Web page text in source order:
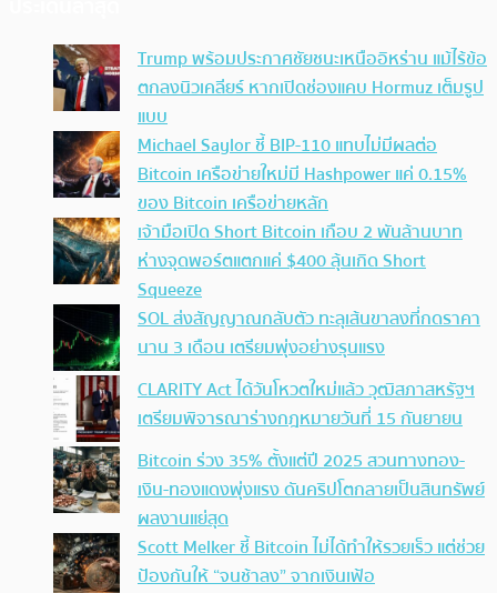
Trump พร้อมประกาศชัยชนะเหนืออิหร่าน แม้ไร้ข้อ
ตกลงนิวเคลียร์ หากเปิดช่องแคบ Hormuz เต็มรูป
แบบ
Michael Saylor ชี้ BIP-110 แทบไม่มีผลต่อ
Bitcoin เครือข่ายใหม่มี Hashpower แค่ 0.15%
ของ Bitcoin เครือข่ายหลัก
เจ้ามือเปิด Short Bitcoin เกือบ 2 พันล้านบาท
ห่างจุดพอร์ตแตกแค่ $400 ลุ้นเกิด Short
Squeeze
SOL ส่งสัญญาณกลับตัว ทะลุเส้นขาลงที่กดราคา
นาน 3 เดือน เตรียมพุ่งอย่างรุนแรง
CLARITY Act ได้วันโหวตใหม่แล้ว วุฒิสภาสหรัฐฯ
เตรียมพิจารณาร่างกฎหมายวันที่ 15 กันยายน
Bitcoin ร่วง 35% ตั้งแต่ปี 2025 สวนทางทอง-
เงิน-ทองแดงพุ่งแรง ดันคริปโตกลายเป็นสินทรัพย์
ผลงานแย่สุด
Scott Melker ชี้ Bitcoin ไม่ได้ทำให้รวยเร็ว แต่ช่วย
ป้องกันให้ “จนช้าลง” จากเงินเฟ้อ